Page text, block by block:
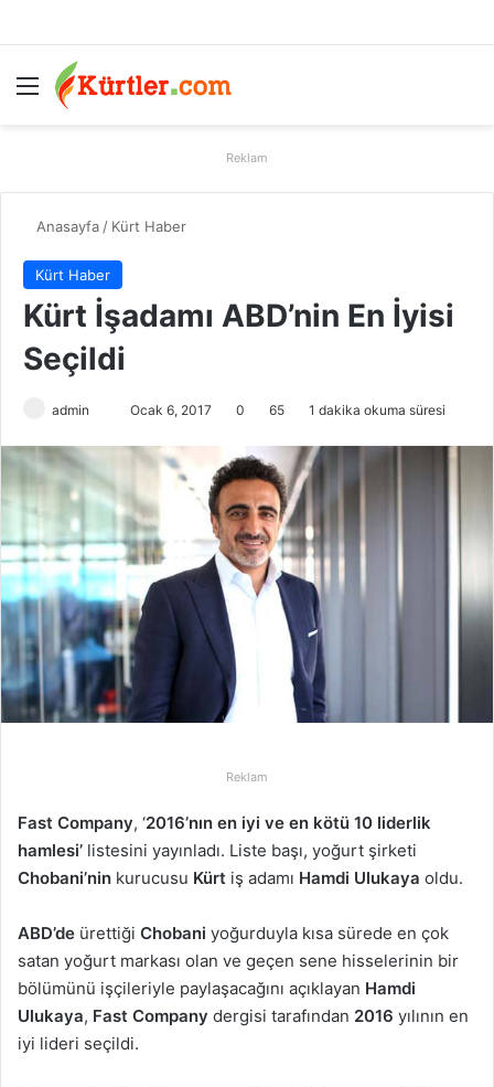
Menü
Reklam
Anasayfa / Kürt Haber
Kürt Haber
Kürt İşadamı ABD’nin En İyisi
Seçildi
admin
e
p
o
s
a
ö
n
m
e
k
Ocak 6, 2017 0 65 1 dakika okuma süresi
Reklam
Fast Company, ‘2016’nın en iyi ve en kötü 10 liderlik
hamlesi’ listesini yayınladı. Liste başı, yoğurt şirketi
Chobani’nin kurucusu Kürt iş adamı Hamdi Ulukaya oldu.
ABD’de ürettiği Chobani yoğurduyla kısa sürede en çok
satan yoğurt markası olan ve geçen sene hisselerinin bir
bölümünü işçileriyle paylaşacağını açıklayan Hamdi
Ulukaya, Fast Company dergisi tarafından 2016 yılının en
iyi lideri seçildi.